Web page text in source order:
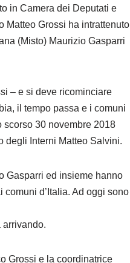
in Camera dei Deputati e
Matteo Grossi ha intrattenuto
(Misto) Maurizio Gasparri
– e si deve ricominciare
il tempo passa e i comuni
scorso 30 novembre 2018
degli Interni Matteo Salvini.
Gasparri ed insieme hanno
d’Italia. Ad oggi sono
arrivando.
Grossi e la coordinatrice